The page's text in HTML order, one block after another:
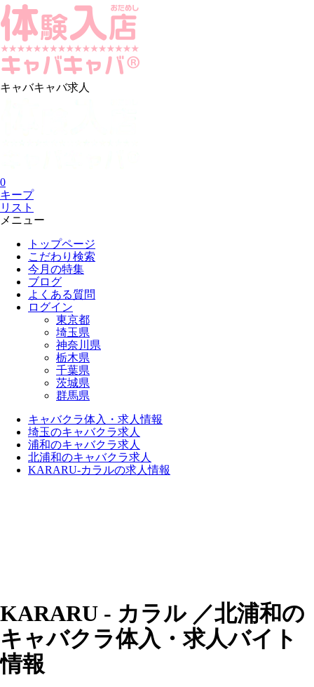
キャバキャバ求人
0
キープ
リスト
メニュー
トップページ
こだわり検索
今月の特集
ブログ
よくある質問
ログイン
東京都
埼玉県
神奈川県
栃木県
千葉県
茨城県
群馬県
キャバクラ体入・求人情報
埼玉のキャバクラ求人
浦和のキャバクラ求人
北浦和のキャバクラ求人
KARARU-カラルの求人情報
KARARU - カラル ／北浦和の
キャバクラ体入・求人バイト
情報